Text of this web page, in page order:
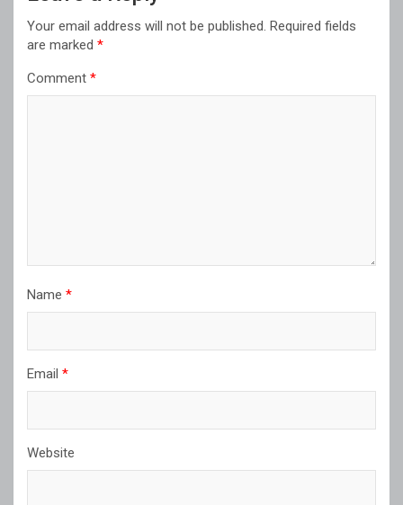
Your email address will not be published. Required fields
are marked *
Comment *
Name *
Email *
Website